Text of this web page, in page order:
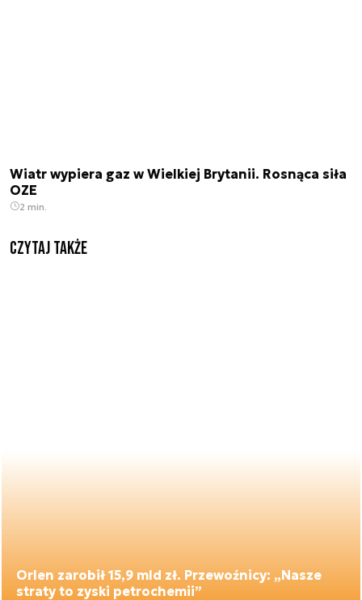
Wiatr wypiera gaz w Wielkiej Brytanii. Rosnąca siła
OZE
2 min.
Czytaj także
Orlen zarobił 15,9 mld zł. Przewoźnicy: „Nasze
straty to zyski petrochemii”